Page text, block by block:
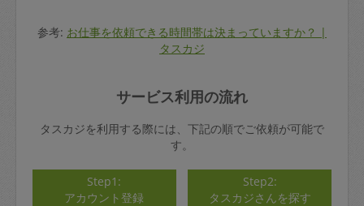
参考: お仕事を依頼できる時間帯は決まっていますか？ |
タスカジ
サービス利用の流れ
タスカジを利用する際には、下記の順でご依頼が可能で
す。
Step1:
アカウント登録
Step2:
タスカジさんを探す